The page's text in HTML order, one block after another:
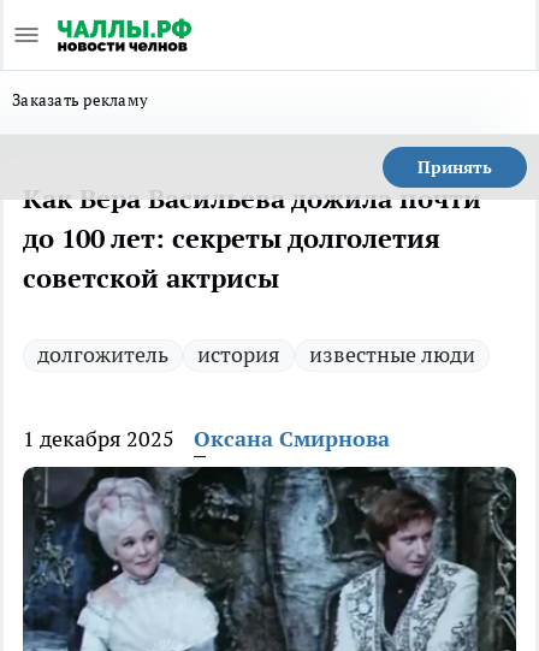
Заказать рекламу
Принять
Как Вера Васильева дожила почти
до 100 лет: секреты долголетия
советской актрисы
долгожитель история известные люди
1 декабря 2025 Оксана Смирнова